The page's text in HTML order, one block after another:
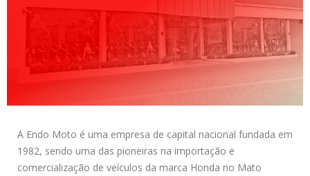
A Endo Moto é uma empresa de capital nacional fundada em
1982, sendo uma das pioneiras na importação e
comercialização de veículos da marca Honda no Mato